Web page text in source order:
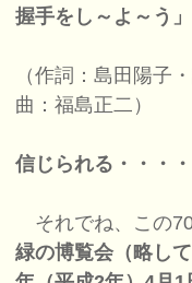
握手をし～よ～う」
（作詞：島田陽
曲：福島正二）
信じられる・・・
それでね、この
緑の博覧会（略し